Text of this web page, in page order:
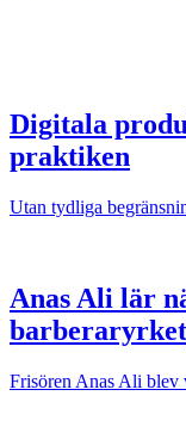
Digitala
praktiken
Utan tydliga
Anas Ali lär
barberaryrket
Frisören Anas Ali blev